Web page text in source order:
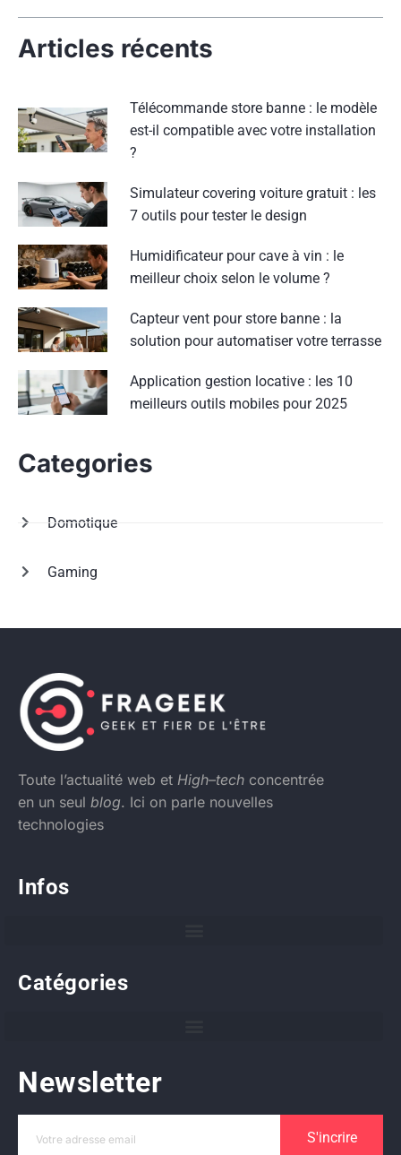
Articles récents
Télécommande store banne : le modèle
est-il compatible avec votre installation
?
Simulateur covering voiture gratuit : les
7 outils pour tester le design
Humidificateur pour cave à vin : le
meilleur choix selon le volume ?
Capteur vent pour store banne : la
solution pour automatiser votre terrasse
Application gestion locative : les 10
meilleurs outils mobiles pour 2025
Categories
Domotique
Gaming
Toute l’actualité web et High–tech concentrée
en un seul blog. Ici on parle nouvelles
technologies
Infos
Catégories
Newsletter
S'incrire